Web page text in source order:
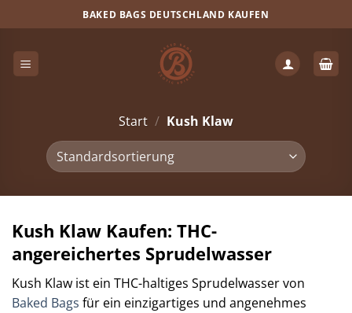
Inhalt
springen
BAKED BAGS DEUTSCHLAND KAUFEN
Start / Kush Klaw
Kush Klaw Kaufen: THC-
angereichertes Sprudelwasser
Kush Klaw ist ein THC-haltiges Sprudelwasser von
Baked Bags für ein einzigartiges und angenehmes